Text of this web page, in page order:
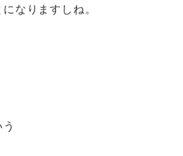
なりますしね。